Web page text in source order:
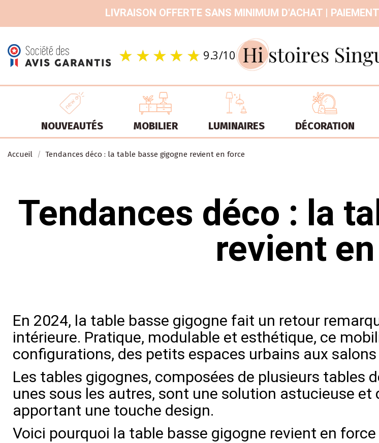
LIVRAISON OFFERTE SANS MINIMUM D'ACHAT |
9.3/10
NOUVEAUTÉS MOBILIER LUMINAIRES DÉCORATION
Accueil Tendances déco : la table basse gigogne revient en force
Tendances déco : la
revient
En 2024, la table basse gigogne fait un retour
intérieure. Pratique, modulable et esthétique, ce
configurations, des petits espaces urbains aux
Les tables gigognes, composées de plusieurs tables
unes sous les autres, sont une solution astucieuse
apportant une touche design.
Voici pourquoi la table basse gigogne revient en